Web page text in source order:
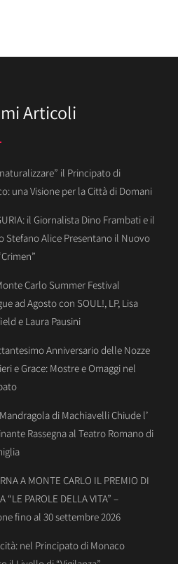
Articoli
il Principato di
una Visione per la Città di Domani
il Giornalista Dino Frambati e il
Stefano Alice Presentano il Nuovo
Carlo Summer Festival
ad Agosto con SOUL!, LP, Lisa
e Laura Pausini
Anniversario delle Nozze
e Grace: Mostre e Omaggi nel
di Machiavelli Chiude l’
Rassegna al Teatro Romano di
A MONTE CARLO IL PREMIO DI
“LE PAROLE DELLA VITA” –
fino al 30 settembre 2026
nel Principato di Monaco